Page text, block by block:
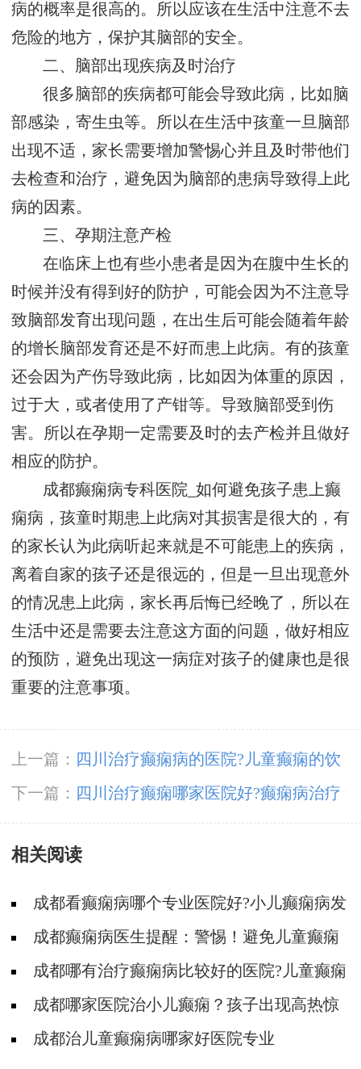
病的概率是很高的。所以应该在生活中注意不去
危险的地方，保护其脑部的安全。
二、脑部出现疾病及时治疗
很多脑部的疾病都可能会导致此病，比如脑
部感染，寄生虫等。所以在生活中孩童一旦脑部
出现不适，家长需要增加警惕心并且及时带他们
去检查和治疗，避免因为脑部的患病导致得上此
病的因素。
三、孕期注意产检
在临床上也有些小患者是因为在腹中生长的
时候并没有得到好的防护，可能会因为不注意导
致脑部发育出现问题，在出生后可能会随着年龄
的增长脑部发育还是不好而患上此病。有的孩童
还会因为产伤导致此病，比如因为体重的原因，
过于大，或者使用了产钳等。导致脑部受到伤
害。所以在孕期一定需要及时的去产检并且做好
相应的防护。
成都癫痫病专科医院_如何避免孩子患上癫
痫病，孩童时期患上此病对其损害是很大的，有
的家长认为此病听起来就是不可能患上的疾病，
离着自家的孩子还是很远的，但是一旦出现意外
的情况患上此病，家长再后悔已经晚了，所以在
生活中还是需要去注意这方面的问题，做好相应
的预防，避免出现这一病症对孩子的健康也是很
重要的注意事项。
上一篇：
四川治疗癫痫病的医院?儿童癫痫的饮
食注意事项
下一篇：
四川治疗癫痫哪家医院好?癫痫病治疗
的注意事项
相关阅读
成都看癫痫病哪个专业医院好?小儿癫痫病发
作有哪些症状?
成都癫痫病医生提醒：警惕！避免儿童癫痫
治疗雷区！
成都哪有治疗癫痫病比较好的医院?儿童癫痫
发作有什么症状?
成都哪家医院治小儿癫痫？孩子出现高热惊
厥怎么办？
成都治儿童癫痫病哪家好医院专业